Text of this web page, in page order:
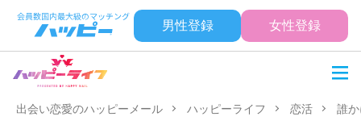
男性登録 女性登録
出会い恋愛のハッピーメール ハッピーライフ 恋活 誰